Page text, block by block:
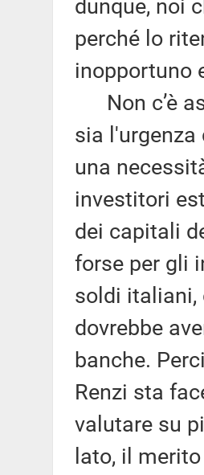
dunque, noi
perché lo
inopportuno
Non c’è
sia l'urgenza
una
investitori
dei capitali
forse per gli
soldi italiani,
dovrebbe
banche.
Renzi sta
valutare su
lato, il